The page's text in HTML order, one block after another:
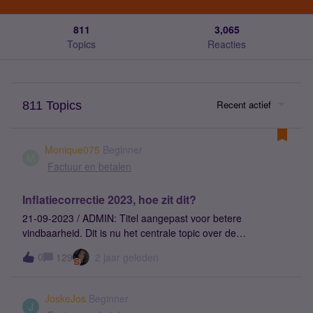
811
Topics
3,065
Reacties
811 Topics Recent actief
Monique075 Beginner
Factuur en betalen
Inflatiecorrectie 2023, hoe zit dit?
21-09-2023 / ADMIN: Titel aangepast voor betere
vindbaarheid. Dit is nu het centrale topic over de
inflatiecorrectie. Om alles wat overzichtelijker te maken zal ik
(toekomstige en bestaande) topics over dit onderwerp
ontving ik een e-mail over de prijsverhoging per 1 oktober
2023. Ik begrijp dat er verhogingen nodig zijn i.v.m de
0 129 2 jaar geleden
J
JoskeJos Beginner